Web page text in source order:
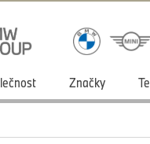
Značky